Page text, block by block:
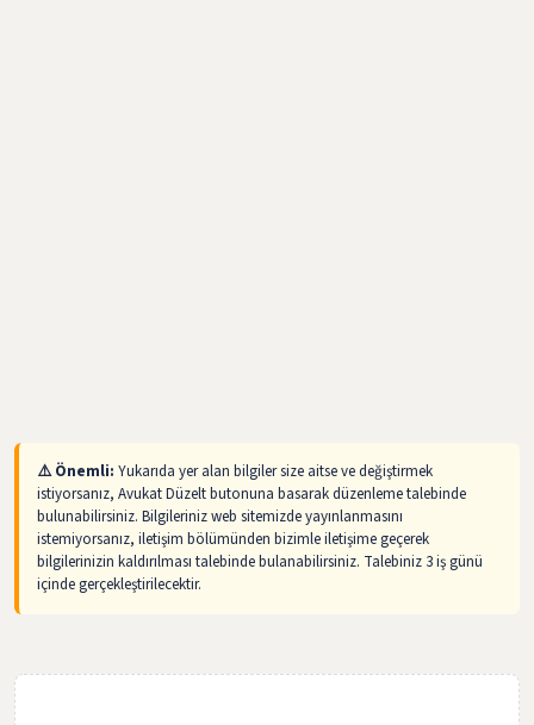
⚠️ Önemli: Yukarıda yer alan bilgiler size aitse ve değiştirmek
istiyorsanız, Avukat Düzelt butonuna basarak düzenleme talebinde
bulunabilirsiniz. Bilgileriniz web sitemizde yayınlanmasını
istemiyorsanız, iletişim bölümünden bizimle iletişime geçerek
bilgilerinizin kaldırılması talebinde bulanabilirsiniz. Talebiniz 3 iş günü
içinde gerçekleştirilecektir.